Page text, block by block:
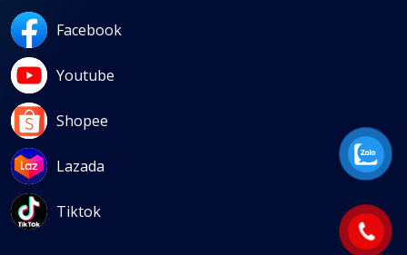
Facebook
Youtube
Shopee
Lazada
Tiktok